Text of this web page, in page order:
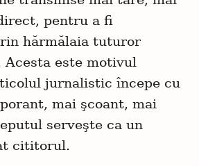
pentru a fi
hărmălaia tuturor
este motivul
jurnalistic începe cu
mai şcoant, mai
serveşte ca un
cititorul.